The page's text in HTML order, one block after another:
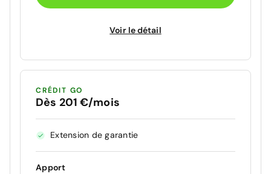
Voir le détail
CRÉDIT GO
Dès 201 €/mois
Extension de garantie
Apport